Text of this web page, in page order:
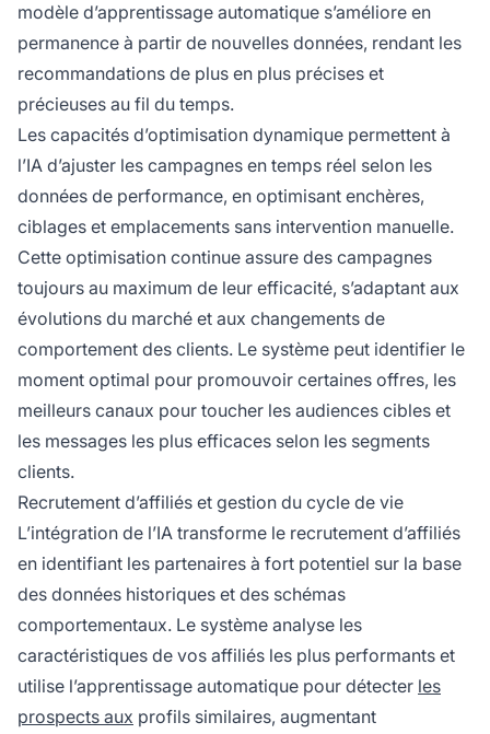
modèle d’apprentissage automatique s’améliore en
permanence à partir de nouvelles données, rendant les
recommandations de plus en plus précises et
précieuses au fil du temps.
Les capacités d’optimisation dynamique permettent à
l’IA d’ajuster les campagnes en temps réel selon les
données de performance, en optimisant enchères,
ciblages et emplacements sans intervention manuelle.
Cette optimisation continue assure des campagnes
toujours au maximum de leur efficacité, s’adaptant aux
évolutions du marché et aux changements de
comportement des clients. Le système peut identifier le
moment optimal pour promouvoir certaines offres, les
meilleurs canaux pour toucher les audiences cibles et
les messages les plus efficaces selon les segments
clients.
Recrutement d’affiliés et gestion du cycle de vie
L’intégration de l’IA transforme le recrutement d’affiliés
en identifiant les partenaires à fort potentiel sur la base
des données historiques et des schémas
comportementaux. Le système analyse les
caractéristiques de vos affiliés les plus performants et
utilise l’apprentissage automatique pour détecter les
prospects aux profils similaires, augmentant